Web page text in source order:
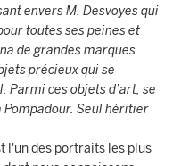
envers M. Desvoyes qui
toutes ses peines et
de grandes marques
précieux qui se
Parmi ces objets d’art, se
Seul héritier
l'un des portraits les plus